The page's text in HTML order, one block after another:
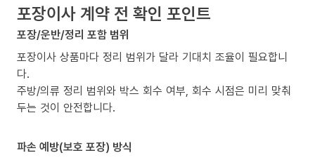
포장이사 계약 전 확인 포인트
포장/운반/정리 포함 범위
포장이사 상품마다 정리 범위가 달라 기대치 조율이 필요합니
다.
주방/의류 정리 범위와 박스 회수 여부, 회수 시점은 미리 맞춰
두는 것이 안전합니다.
파손 예방(보호 포장) 방식